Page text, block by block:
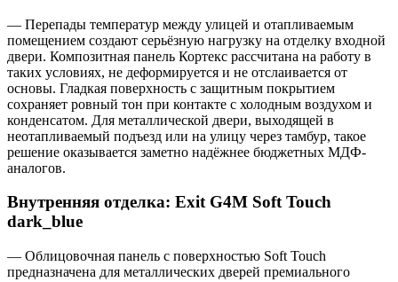
— Перепады температур между улицей и отапливаемым
помещением создают серьёзную нагрузку на отделку входной
двери. Композитная панель Кортекс рассчитана на работу в
таких условиях, не деформируется и не отслаивается от
основы. Гладкая поверхность с защитным покрытием
сохраняет ровный тон при контакте с холодным воздухом и
конденсатом. Для металлической двери, выходящей в
неотапливаемый подъезд или на улицу через тамбур, такое
решение оказывается заметно надёжнее бюджетных МДФ-
аналогов.
Внутренняя отделка: Exit G4M Soft Touch
dark_blue
— Облицовочная панель с поверхностью Soft Touch
предназначена для металлических дверей премиального